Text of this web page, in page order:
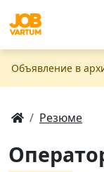
Объявление в
Резюме